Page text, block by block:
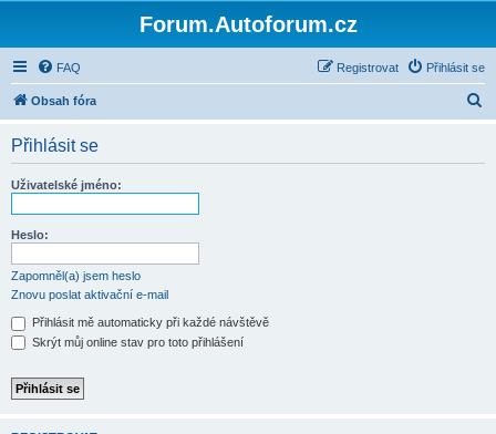
Forum.Autoforum.cz
FAQ Přihlásit se
Registrovat
Obsah fóra
Přihlásit se
Uživatelské jméno:
Heslo:
Zapomněl(a) jsem heslo
Znovu poslat aktivační e-mail
Přihlásit mě automaticky při každé návštěvě
Skrýt můj online stav pro toto přihlášení